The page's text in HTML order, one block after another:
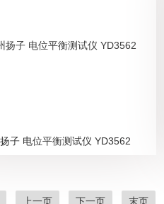
子 电位平衡测试仪 YD3562
上一页 下一页 末页